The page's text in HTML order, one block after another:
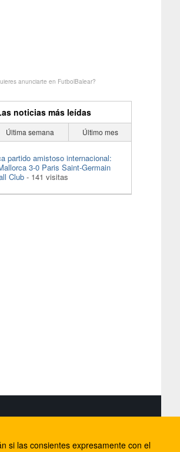
anunciarte en FutbolBalear?
noticias más leídas
Última semana Último mes
partido amistoso internacional:
3-0 Paris Saint-Germain
Club - 141 visitas
si las consientes expresamente con el